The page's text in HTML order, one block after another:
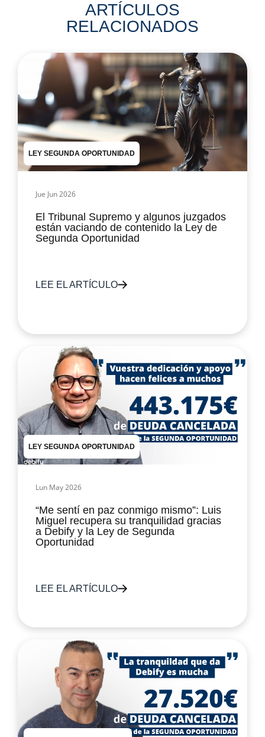
ARTÍCULOS
RELACIONADOS
LEY SEGUNDA OPORTUNIDAD
Jue Jun 2026
El Tribunal Supremo y algunos juzgados
están vaciando de contenido la Ley de
Segunda Oportunidad
LEE EL ARTÍCULO
LEY SEGUNDA OPORTUNIDAD
Lun May 2026
“Me sentí en paz conmigo mismo”: Luis
Miguel recupera su tranquilidad gracias
a Debify y la Ley de Segunda
Oportunidad
LEE EL ARTÍCULO